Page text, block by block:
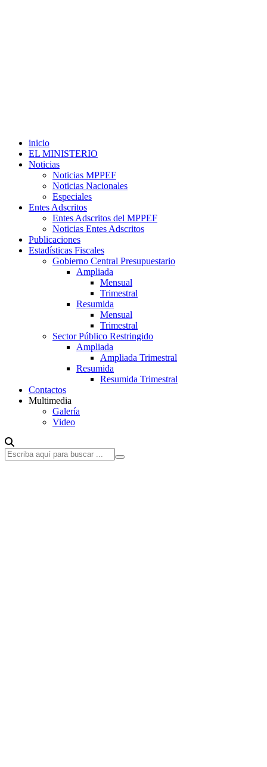
inicio
EL MINISTERIO
Noticias
Noticias MPPEF
Noticias Nacionales
Especiales
Entes Adscritos
Entes Adscritos del MPPEF
Noticias Entes Adscritos
Publicaciones
Estadísticas Fiscales
Gobierno Central Presupuestario
Ampliada
Mensual
Trimestral
Resumida
Mensual
Trimestral
Sector Público Restringido
Ampliada
Ampliada Trimestral
Resumida
Resumida Trimestral
Contactos
Multimedia
Galería
Video